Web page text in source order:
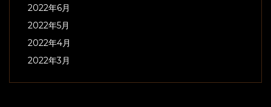
2022年6月
2022年5月
2022年4月
2022年3月